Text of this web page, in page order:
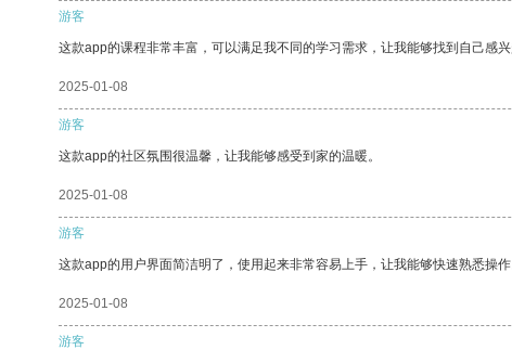
游客
这款app的课程非常丰富，可以满足我不同的学习需求，让我能够找到自己感兴
2025-01-08
游客
这款app的社区氛围很温馨，让我能够感受到家的温暖。
2025-01-08
游客
这款app的用户界面简洁明了，使用起来非常容易上手，让我能够快速熟悉操作
2025-01-08
游客